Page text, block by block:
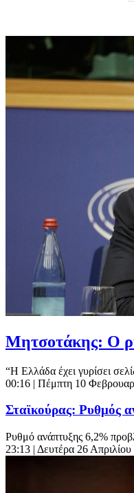
Μητσοτάκης: Ο
“Η Ελλάδα έχει γυρίσει
00:16 | Πέμπτη 10
Σταϊκούρας: Ρυθμός
Ρυθμό ανάπτυξης 6,2%
23:13 | Δευτέρα 26 Απριλίου